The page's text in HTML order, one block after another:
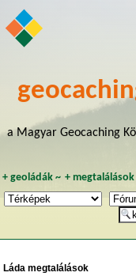
a Magyar Geocaching
+ geoládák~ +megtalálások
Láda megtalálások